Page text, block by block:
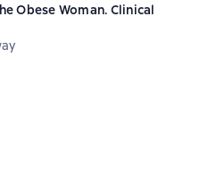
Obese Woman. Clinical
рейтинг 0 на основе 0 оценок